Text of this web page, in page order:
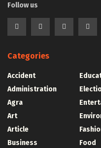
Follow us
Categories
Accident
Administration
Agra
Art
Article
Business
Food